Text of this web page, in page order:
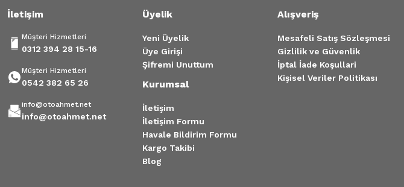
İletişim
Müşteri Hizmetleri
0312 394 28 15-16
Müşteri Hizmetleri
0542 382 65 26
info@otoahmet.net
info@otoahmet.net
Üyelik
Yeni Üyelik
Üye Girişi
Şifremi Unuttum
Kurumsal
İletişim
İletişim Formu
Havale Bildirim Formu
Kargo Takibi
Blog
Alışveriş
Mesafeli Satış Sözleşmesi
Gizlilik ve Güvenlik
İptal İade Koşullari
Kişisel Veriler Politikası